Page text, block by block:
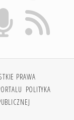
PRAWA
POLITYKA